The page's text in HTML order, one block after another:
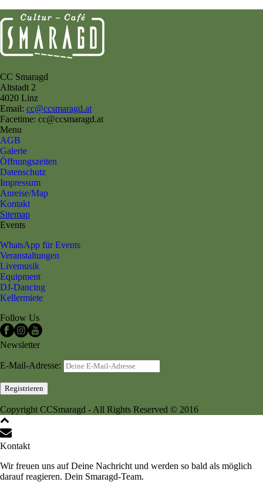
CC Smaragd
Altstadt 2
4020 Linz
Email: cc@ccsmaragd.at
Facetime: cc@ccsmaragd.at
Menu
AGB
Galerie
Öffnungszeiten
Datenschutz
Impressum
Anreise/Map
Kontakt
Sitemap
Events
WhatsApp für Events
Veranstaltungen
Livemusik
Equipment
DJ-Dancing
Kellermiete
Follow Us
Newsletter
E-Mail-Adresse:
Copyright CCSmaragd - All Rights Reserved © 2016
Kontakt
Wir freuen uns auf Deine Nachricht und werden so bald als möglich
darauf reagieren. Dein Smaragd-Team.